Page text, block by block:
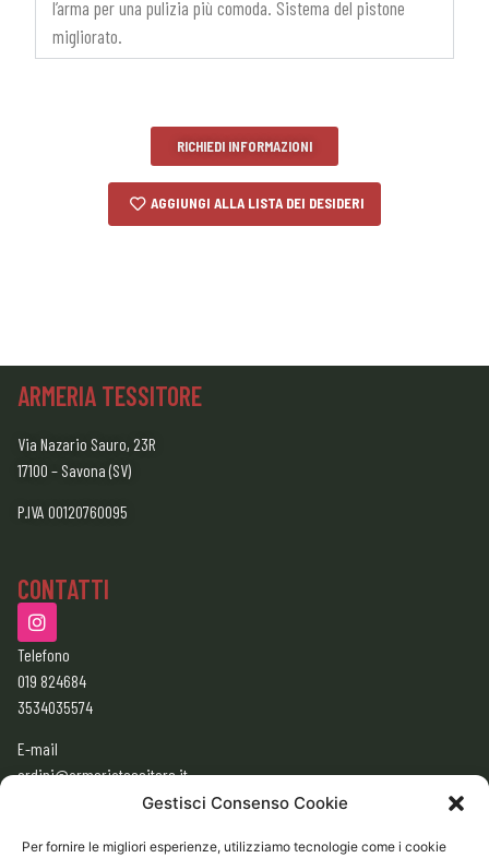
Gestisci Consenso Cookie
Per fornire le migliori esperienze, utilizziamo tecnologie come i cookie
l’arma per una pulizia più comoda. Sistema del pistone
migliorato.
RICHIEDI INFORMAZIONI
AGGIUNGI ALLA LISTA DEI DESIDERI
ARMERIA TESSITORE
Via Nazario Sauro, 23R
17100 – Savona (SV)
P.IVA 00120760095
CONTATTI
Telefono
019 824684
3534035574
E-mail
ordini@armeriatessitore.it
armeriatessitore@gmail.com